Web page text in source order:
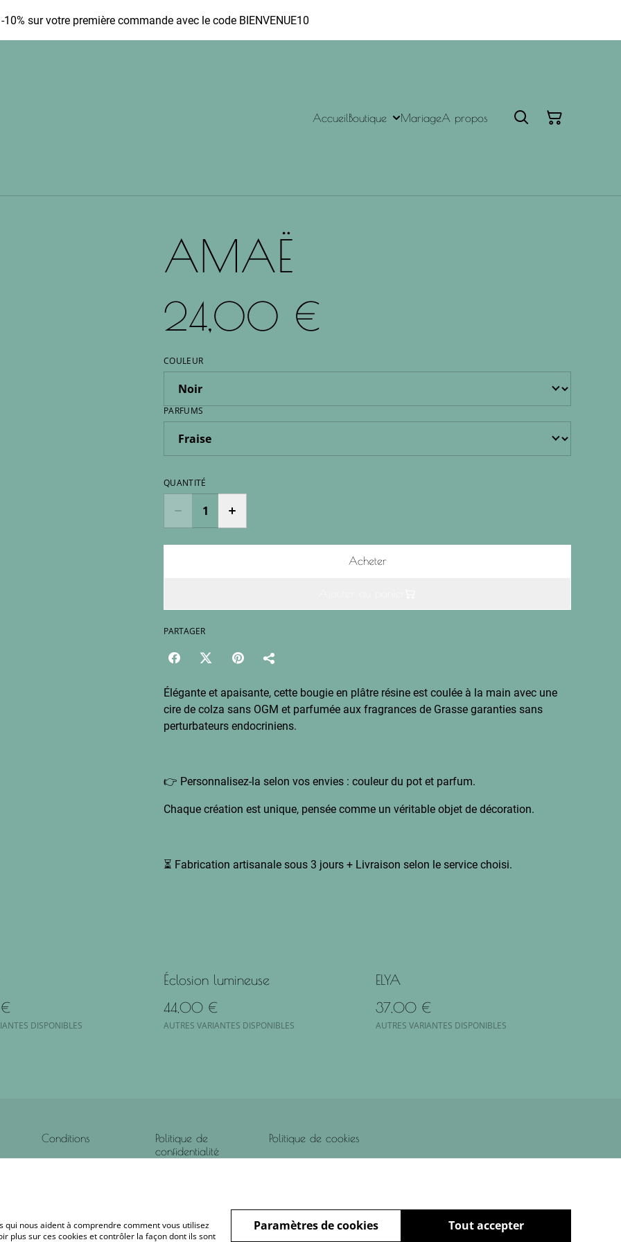
-10% sur votre première commande avec le code BIENVENUE10
AccueilBoutique MariageA propos
AMAË
24,00 €
COULEUR
PARFUMS
QUANTITÉ
Acheter
PARTAGER
Élégante et apaisante, cette bougie en plâtre résine est coulée à la main avec une
cire de colza sans OGM et parfumée aux fragrances de Grasse garanties sans
perturbateurs endocriniens.
👉 Personnalisez-la selon vos envies : couleur du pot et parfum.
Chaque création est unique, pensée comme un véritable objet de décoration.
⏳ Fabrication artisanale sous 3 jours + Livraison selon le service choisi.
DISPONIBLES
Éclosion lumineuse
44,00 €
AUTRES VARIANTES DISPONIBLES
ELYA
37,00 €
AUTRES VARIANTES DISPONIBLES
Conditions
Politique de
confidentialité
Politique de cookies
qui nous aident à comprendre comment vous utilisez
plus sur ces cookies et contrôler la façon dont ils sont
Tout accepter
Paramètres de cookies